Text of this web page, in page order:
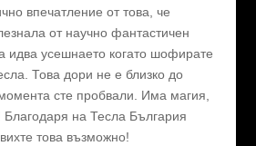
впечатление от това, че
от научно фантастичен
идва усешнаето когато шофирате
Това дори не е близко до
сте пробвали. Има магия,
Благодаря на Тесла България
това възможно!